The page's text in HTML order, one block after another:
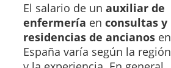
El salario de un auxiliar de
enfermería en consultas y
residencias de ancianos en
España varía según la región